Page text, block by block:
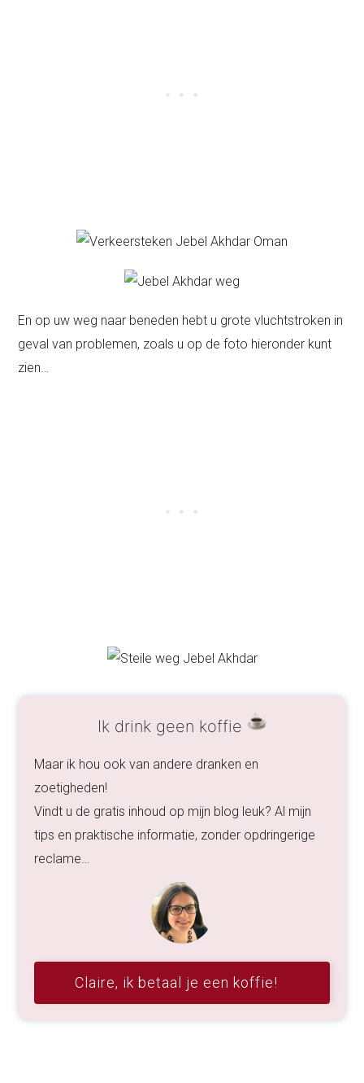
En op uw weg naar beneden hebt u grote vluchtstroken in
geval van problemen, zoals u op de foto hieronder kunt
zien…
Ik drink geen koffie
Maar ik hou ook van andere dranken en
zoetigheden!
Vindt u de gratis inhoud op mijn blog leuk? Al mijn
tips en praktische informatie, zonder opdringerige
reclame…
Claire, ik betaal je een koffie!